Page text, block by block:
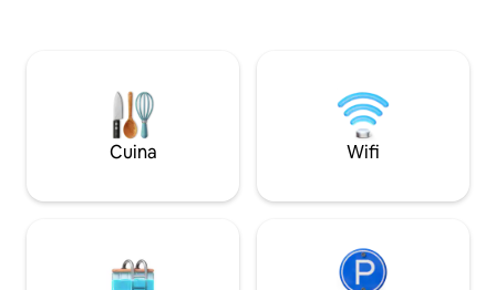
superiors ubicats per a dolby surround i
pantalla de 72"+4K Smart Projector.
Totalment equipat per a una estada
inoblidable+ ;)
càrrega completa
Cuina Wifi